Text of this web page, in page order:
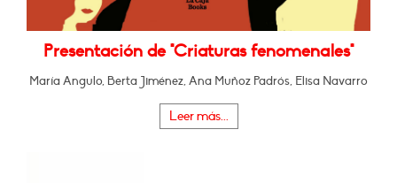
Presentación de "Criaturas fenomenales"
María Angulo, Berta Jiménez, Ana Muñoz Padrós, Elisa Navarro
Leer más...